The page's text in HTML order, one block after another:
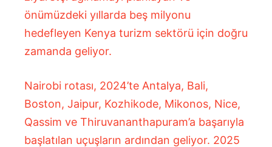
önümüzdeki yıllarda beş milyonu
hedefleyen Kenya turizm sektörü için doğru
zamanda geliyor.
Nairobi rotası, 2024’te Antalya, Bali,
Boston, Jaipur, Kozhikode, Mikonos, Nice,
Qassim ve Thiruvananthapuram’a başarıyla
başlatılan uçuşların ardından geliyor. 2025